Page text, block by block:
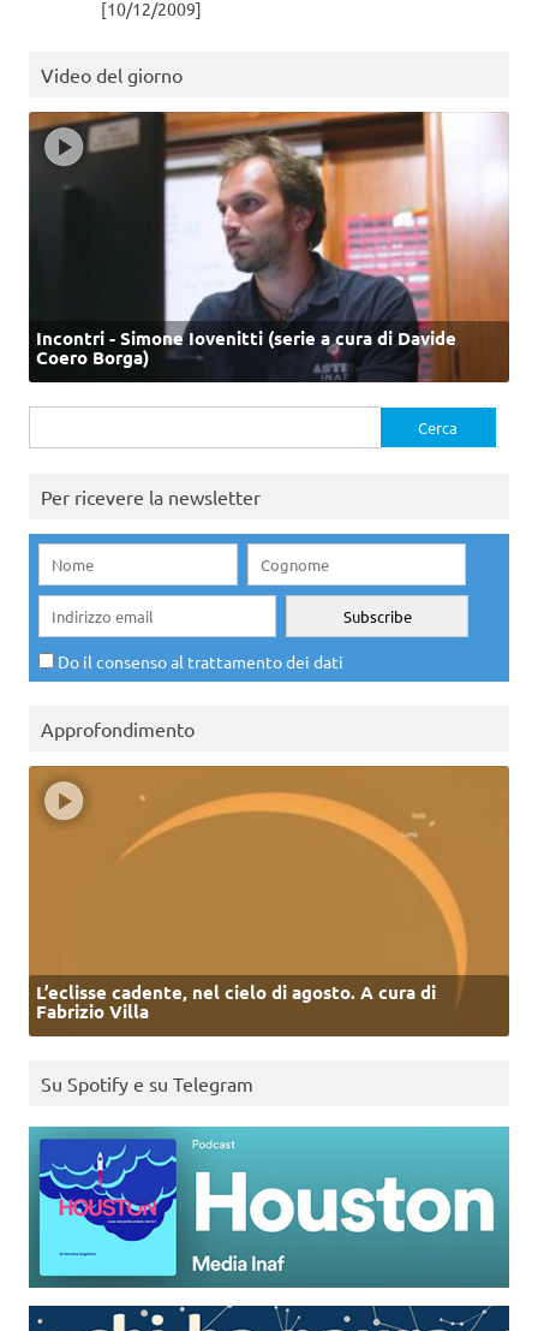
[10/12/2009]
Video del giorno
Incontri - Simone Iovenitti (serie a cura di Davide
Coero Borga)
per:
Per ricevere la newsletter
Do il consenso al trattamento dei dati
Approfondimento
L’eclisse cadente, nel cielo di agosto. A cura di
Fabrizio Villa
Su Spotify e su Telegram